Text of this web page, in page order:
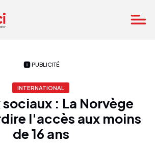
PUBLICITÉ
INTERNATIONAL
sociaux : La Norvège
l'accès aux moins
de 16 ans